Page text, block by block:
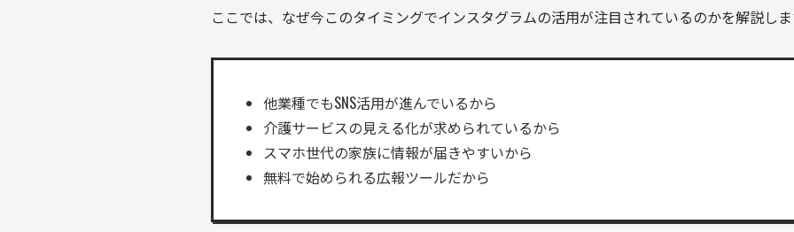
ここでは、なぜ今このタイミングでインスタグラムの活用が注目されているのかを解説し
他業種でもSNS活用が進んでいるから
介護サービスの見える化が求められているから
スマホ世代の家族に情報が届きやすいから
無料で始められる広報ツールだから